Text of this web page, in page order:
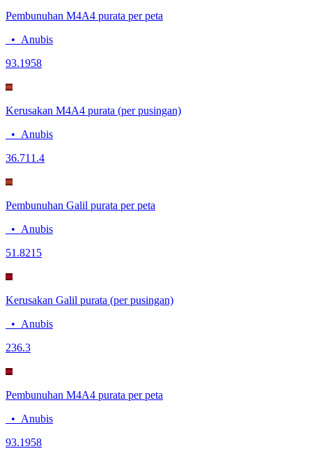
Pembunuhan M4A4 purata per peta
• Anubis
93.1958
Kerusakan M4A4 purata (per pusingan)
• Anubis
36.711.4
Pembunuhan Galil purata per peta
• Anubis
51.8215
Kerusakan Galil purata (per pusingan)
• Anubis
236.3
Pembunuhan M4A4 purata per peta
• Anubis
93.1958